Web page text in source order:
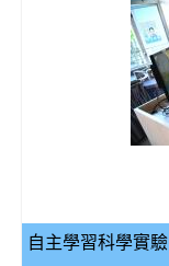
自主學習科學實驗